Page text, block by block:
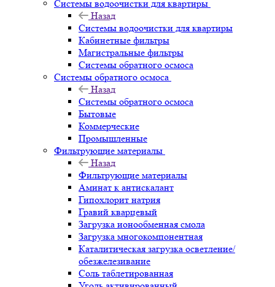
Системы водоочистки для квартиры
Назад
Системы водоочистки для квартиры
Кабинетные фильтры
Магистральные фильтры
Системы обратного осмоса
Системы обратного осмоса
Назад
Системы обратного осмоса
Бытовые
Коммерческие
Промышленные
Фильтрующие материалы
Назад
Фильтрующие материалы
Аминат к антискалант
Гипохлорит натрия
Гравий кварцевый
Загрузка ионообменная смола
Загрузка многокомпонентная
Каталитическая загрузка осветление/
обезжелезивание
Соль таблетированная